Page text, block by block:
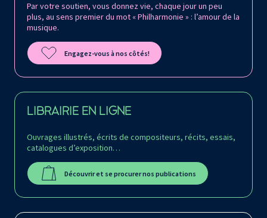
Par votre soutien, vous donnez vie, chaque jour un peu
plus, au sens premier du mot « Philharmonie » : l’amour de la
musique.
Engagez-vous à nos côtés!
LIBRAIRIE EN LIGNE
Ouvrages illustrés, écrits de compositeurs, récits, essais,
catalogues d’exposition…
Découvrir et se procurer nos publications